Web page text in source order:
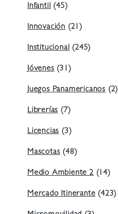
Infantil (45)
Innovación (21)
Institucional (245)
Jóvenes (31)
Juegos Panamericanos (2)
Librerías (7)
Licencias (3)
Mascotas (48)
Medio Ambiente 2(14)
Mercado Itinerante (423)